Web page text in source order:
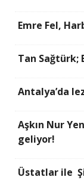
Emre Fel,
Tan Sağtürk;
Antalya’da
Aşkın Nur
geliyor!
Üstatlar ile